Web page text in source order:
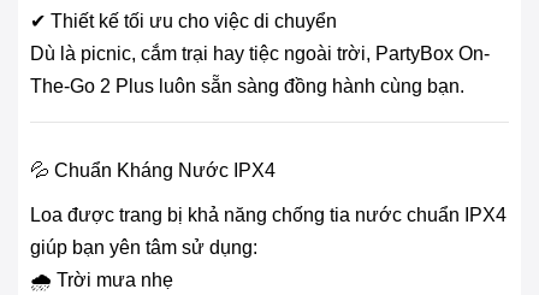
✔ Thiết kế tối ưu cho việc di chuyển
Dù là picnic, cắm trại hay tiệc ngoài trời, PartyBox On-
The-Go 2 Plus luôn sẵn sàng đồng hành cùng bạn.
💦 Chuẩn Kháng Nước IPX4
Loa được trang bị khả năng chống tia nước chuẩn IPX4
giúp bạn yên tâm sử dụng:
🌧️ Trời mưa nhẹ